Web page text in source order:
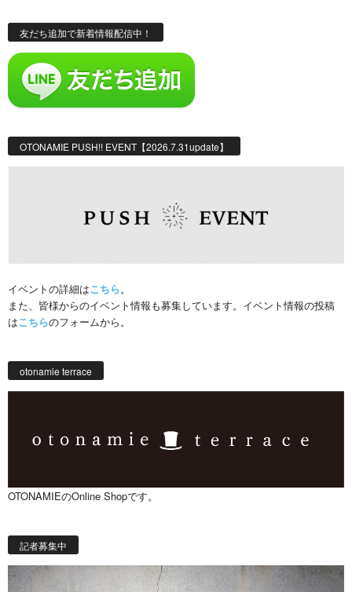
友だち追加で新着情報配信中！
OTONAMIE PUSH!! EVENT【2026.7.31update】
イベントの詳細はこちら。
また、皆様からのイベント情報も募集しています。イベント情報の投稿
はこちらのフォームから。
otonamie terrace
OTONAMIEのOnline Shopです。
記者募集中